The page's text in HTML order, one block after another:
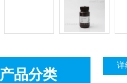
产品分类
详